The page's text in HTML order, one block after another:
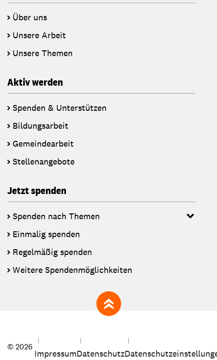
Über uns
Unsere Arbeit
Unsere Themen
Aktiv werden
Spenden & Unterstützen
Bildungsarbeit
Gemeindearbeit
Stellenangebote
Jetzt spenden
Spenden nach Themen
Einmalig spenden
Regelmäßig spenden
Weitere Spendenmöglichkeiten
zum Seitenanfang
© 2026
ImpressumDatenschutz